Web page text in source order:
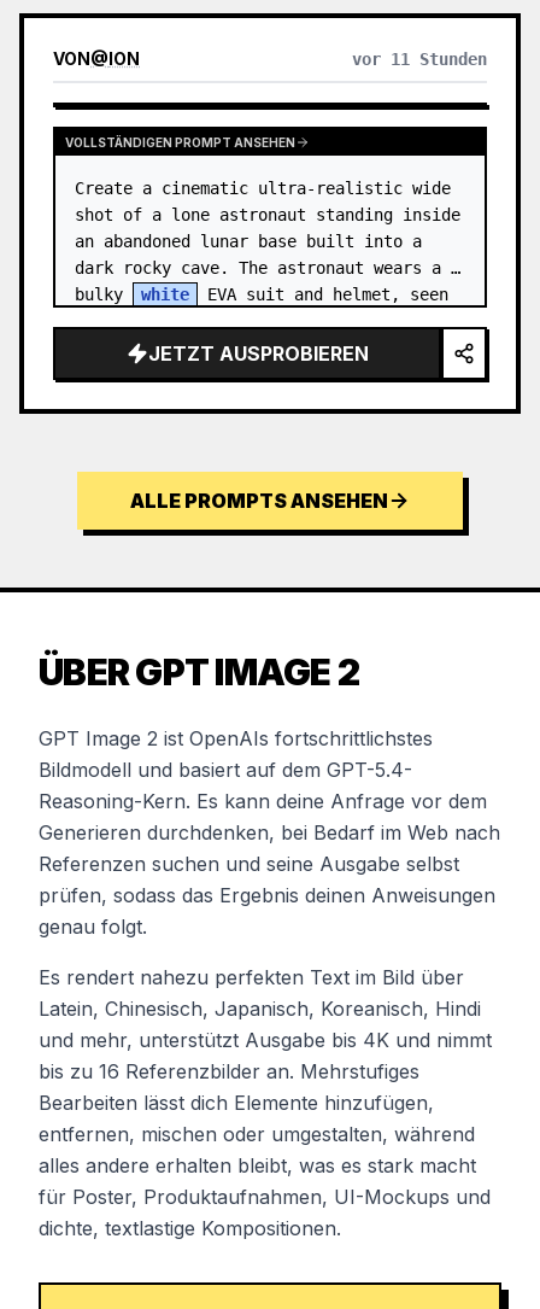
VON@ION vor 11 Stunden
VOLLSTÄNDIGEN PROMPT ANSEHEN
Create a cinematic ultra-realistic wide
shot of a lone astronaut standing inside
an abandoned lunar base built into a
dark rocky cave. The astronaut wears a
bulky
white
EVA suit and helmet, seen
JETZT AUSPROBIEREN
ALLE PROMPTS ANSEHEN
ÜBER GPT IMAGE 2
GPT Image 2 ist OpenAIs fortschrittlichstes
Bildmodell und basiert auf dem GPT-5.4-
Reasoning-Kern. Es kann deine Anfrage vor dem
Generieren durchdenken, bei Bedarf im Web nach
Referenzen suchen und seine Ausgabe selbst
prüfen, sodass das Ergebnis deinen Anweisungen
genau folgt.
Es rendert nahezu perfekten Text im Bild über
Latein, Chinesisch, Japanisch, Koreanisch, Hindi
und mehr, unterstützt Ausgabe bis 4K und nimmt
bis zu 16 Referenzbilder an. Mehrstufiges
Bearbeiten lässt dich Elemente hinzufügen,
entfernen, mischen oder umgestalten, während
alles andere erhalten bleibt, was es stark macht
für Poster, Produktaufnahmen, UI-Mockups und
dichte, textlastige Kompositionen.